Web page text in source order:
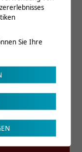
Sie Ihre